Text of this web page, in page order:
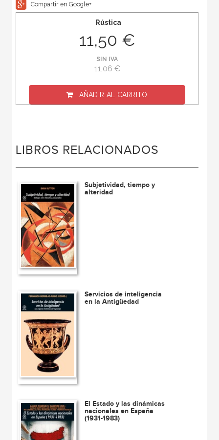
Compartir en Google+
Rústica
11,50 €
SIN IVA
11,06 €
AÑADIR AL CARRITO
LIBROS RELACIONADOS
Subjetividad, tiempo y
alteridad
Servicios de inteligencia
en la Antigüedad
El Estado y las dinámicas
nacionales en España
(1931-1983)